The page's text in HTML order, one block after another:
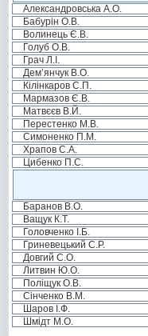
Александровська А.О.
Бабурін О.В.
Волинець Є.В.
Голуб О.В.
Грач Л.І.
Дем’янчук В.О.
Кілінкаров С.П.
Мармазов Є.В.
Матвєєв В.Й.
Перестенко М.В.
Симоненко П.М.
Храпов С.А.
Цибенко П.С.
Баранов В.О.
Ващук К.Т.
Головченко І.Б.
Гриневецький С.Р.
Довгий С.О.
Литвин Ю.О.
Поліщук О.В.
Сінченко В.М.
Шаров І.Ф.
Шмідт М.О.